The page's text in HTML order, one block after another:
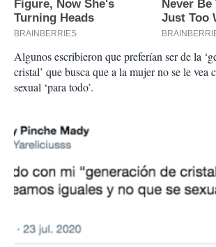
Algunos escribieron que preferían ser de la
cristal’ que busca que a la mujer no se le vea
sexual ‘para todo’.